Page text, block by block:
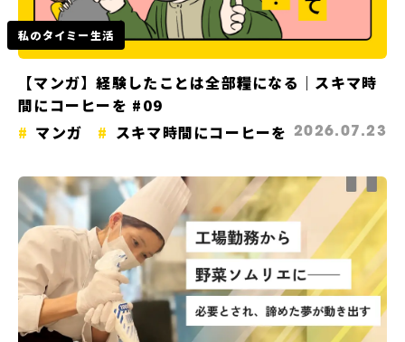
私のタイミー生活
【マンガ】経験したことは全部糧になる｜スキマ時
間にコーヒーを #09
マンガ
スキマ時間にコーヒーを 2026.07.23